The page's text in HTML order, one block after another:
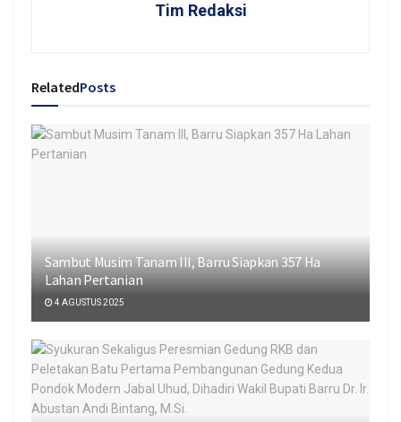
Tim Redaksi
RelatedPosts
Sambut Musim Tanam III, Barru Siapkan 357 Ha
Lahan Pertanian
4 AGUSTUS 2025